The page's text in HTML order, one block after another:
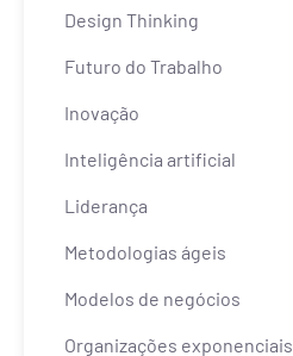
Design Thinking
Futuro do Trabalho
Inovação
Inteligência artificial
Liderança
Metodologias ágeis
Modelos de negócios
Organizações exponenciais